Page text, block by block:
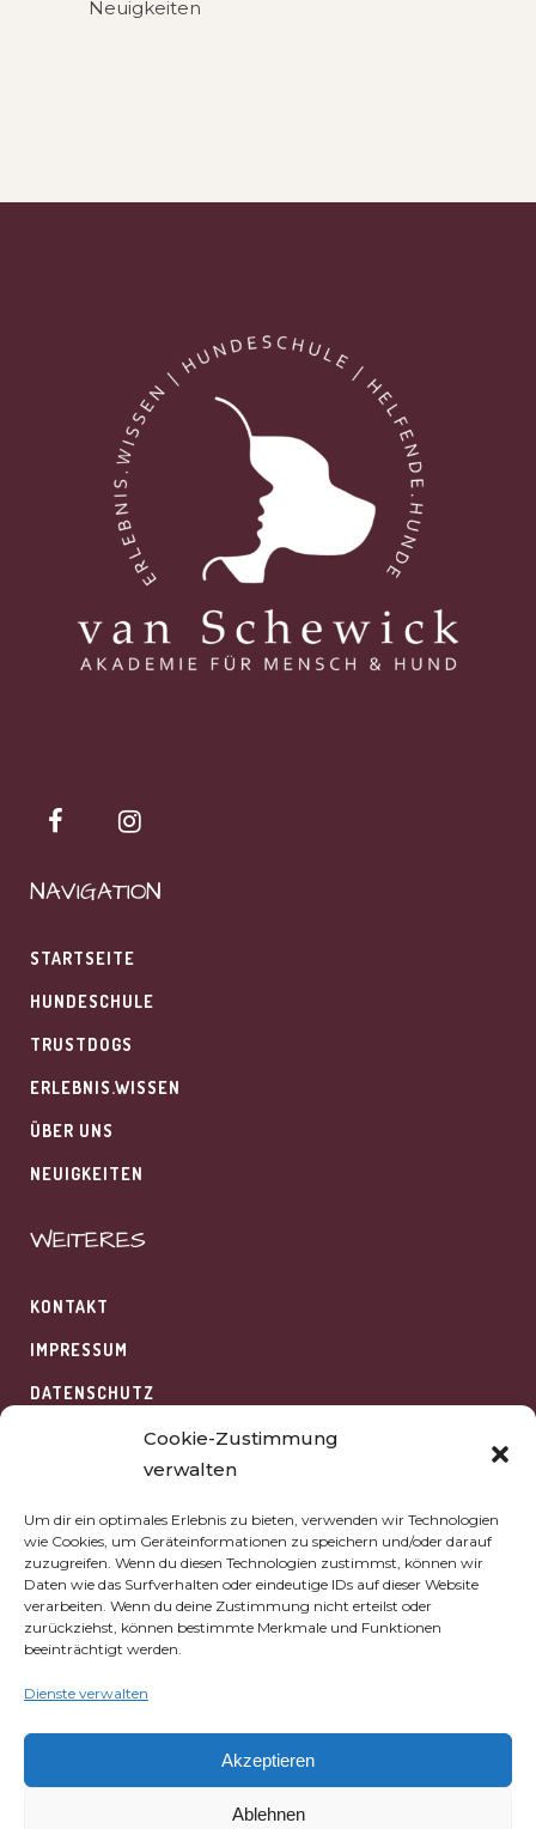
Cookie-Zustimmung
verwalten
Um dir ein optimales Erlebnis zu bieten, verwenden wir Technologien
wie Cookies, um Geräteinformationen zu speichern und/oder darauf
zuzugreifen. Wenn du diesen Technologien zustimmst, können wir
Daten wie das Surfverhalten oder eindeutige IDs auf dieser Website
verarbeiten. Wenn du deine Zustimmung nicht erteilst oder
zurückziehst, können bestimmte Merkmale und Funktionen
beeinträchtigt werden.
Dienste verwalten
Akzeptieren
Ablehnen
Neuigkeiten
NAVIGATION
STARTSEITE
HUNDESCHULE
TRUSTDOGS
ERLEBNIS.WISSEN
ÜBER UNS
NEUIGKEITEN
WEITERES
KONTAKT
IMPRESSUM
DATENSCHUTZ
HAFTUNGSAUSSCHLUSS
WIDERRUFSBELEHRUNG
COOKIES
AGB
ÜBER UNS
AKADEMIE VAN SCHEWICK
53340 MECKENHEIM